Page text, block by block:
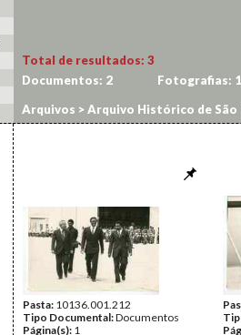
Total de resultados: 3
Documentos: 2 Fotografias: 1
Arquivos >Arquivo Histórico de São
Visita Luís Cabral
Pasta: 10136.001.212
Tipo Documental:Documentos
Página(s): 1